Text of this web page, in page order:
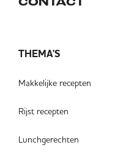
CONTACT
THEMA'S
Makkelijke recepten
Rijst recepten
Lunchgerechten